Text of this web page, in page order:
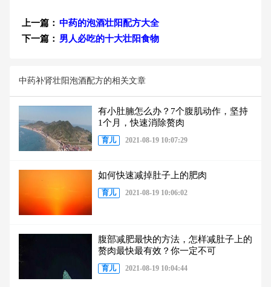
上一篇： 中药的泡酒壮阳配方大全
下一篇： 男人必吃的十大壮阳食物
中药补肾壮阳泡酒配方的相关文章
有小肚腩怎么办？7个腹肌动作，坚持
1个月，快速消除赘肉
育儿 2021-08-19 10:07:29
如何快速减掉肚子上的肥肉
育儿 2021-08-19 10:06:02
腹部减肥最快的方法，怎样减肚子上的
赘肉最快最有效？你一定不可
育儿 2021-08-19 10:04:44